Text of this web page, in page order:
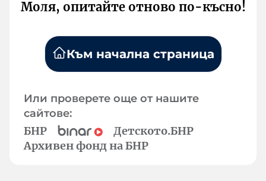
Моля, опитайте отново по-късно!
Към начална страница
Или проверете още от нашите
сайтове:
БНР
Детското.БНР
Архивен фонд на БНР